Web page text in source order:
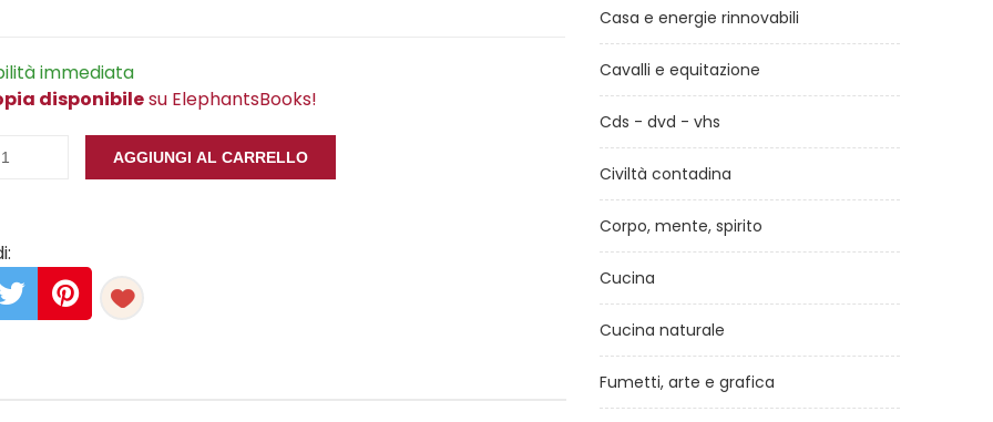
immediata
disponibilesu ElephantsBooks!
AGGIUNGI AL CARRELLO
Casa e energie rinnovabili
Cavalli e equitazione
Cds - dvd - vhs
Civiltà contadina
Corpo, mente, spirito
Cucina
Cucina naturale
Fumetti, arte e grafica